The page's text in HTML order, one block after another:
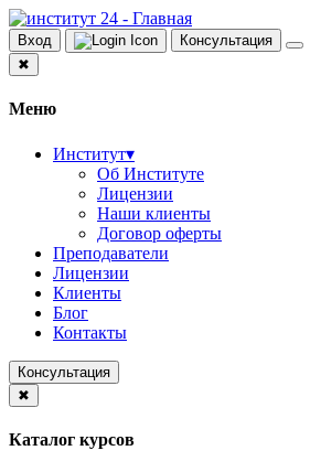
Вход
Консультация
✖
Меню
Институт▾
Об Институте
Лицензии
Наши клиенты
Договор оферты
Преподаватели
Лицензии
Клиенты
Блог
Контакты
Консультация
✖
Каталог курсов